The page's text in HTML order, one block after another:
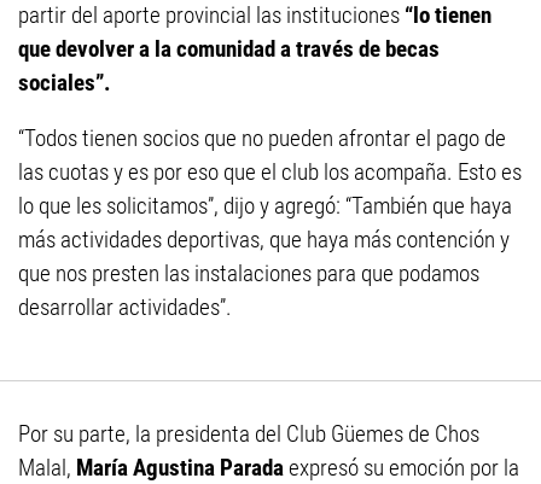
partir del aporte provincial las instituciones “lo tienen
que devolver a la comunidad a través de becas
sociales”.
“Todos tienen socios que no pueden afrontar el pago de
las cuotas y es por eso que el club los acompaña. Esto es
lo que les solicitamos”, dijo y agregó: “También que haya
más actividades deportivas, que haya más contención y
que nos presten las instalaciones para que podamos
desarrollar actividades”.
Por su parte, la presidenta del Club Güemes de Chos
Malal, María Agustina Paradaexpresó su emoción por la